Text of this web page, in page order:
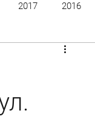
2017 2016